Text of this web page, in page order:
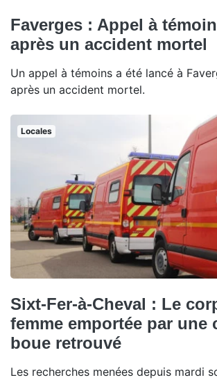
Faverges : Appel à
après un accident mortel
Un appel à témoins a été lancé à
après un accident mortel.
Locales
Sixt-Fer-à-Cheval : Le
femme emportée par une
boue retrouvé
Les recherches menées depuis mardi